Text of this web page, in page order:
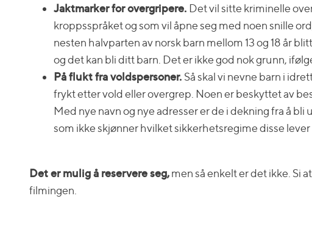
Jaktmarker for overgripere. Det vil sitte kriminelle
kroppsspråket og som vil åpne seg med noen snille
nesten halvparten av norsk barn mellom 13 og 18 år
og det kan bli ditt barn. Det er ikke god nok grunn,
På flukt fra voldspersoner. Så skal vi nevne barn i
frykt etter vold eller overgrep. Noen er beskyttet av
Med nye navn og nye adresser er de i dekning fra å
som ikke skjønner hvilket sikkerhetsregime disse
Det er mulig å reservere seg,men så enkelt er det ikke. Si
filmingen.